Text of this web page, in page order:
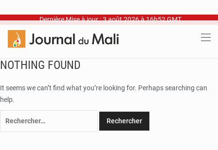
Dernière Mise à jour : 3 août 2026 à 16h52 GMT
NOTHING FOUND
It seems we can’t find what you’re looking for. Perhaps searching can
help.